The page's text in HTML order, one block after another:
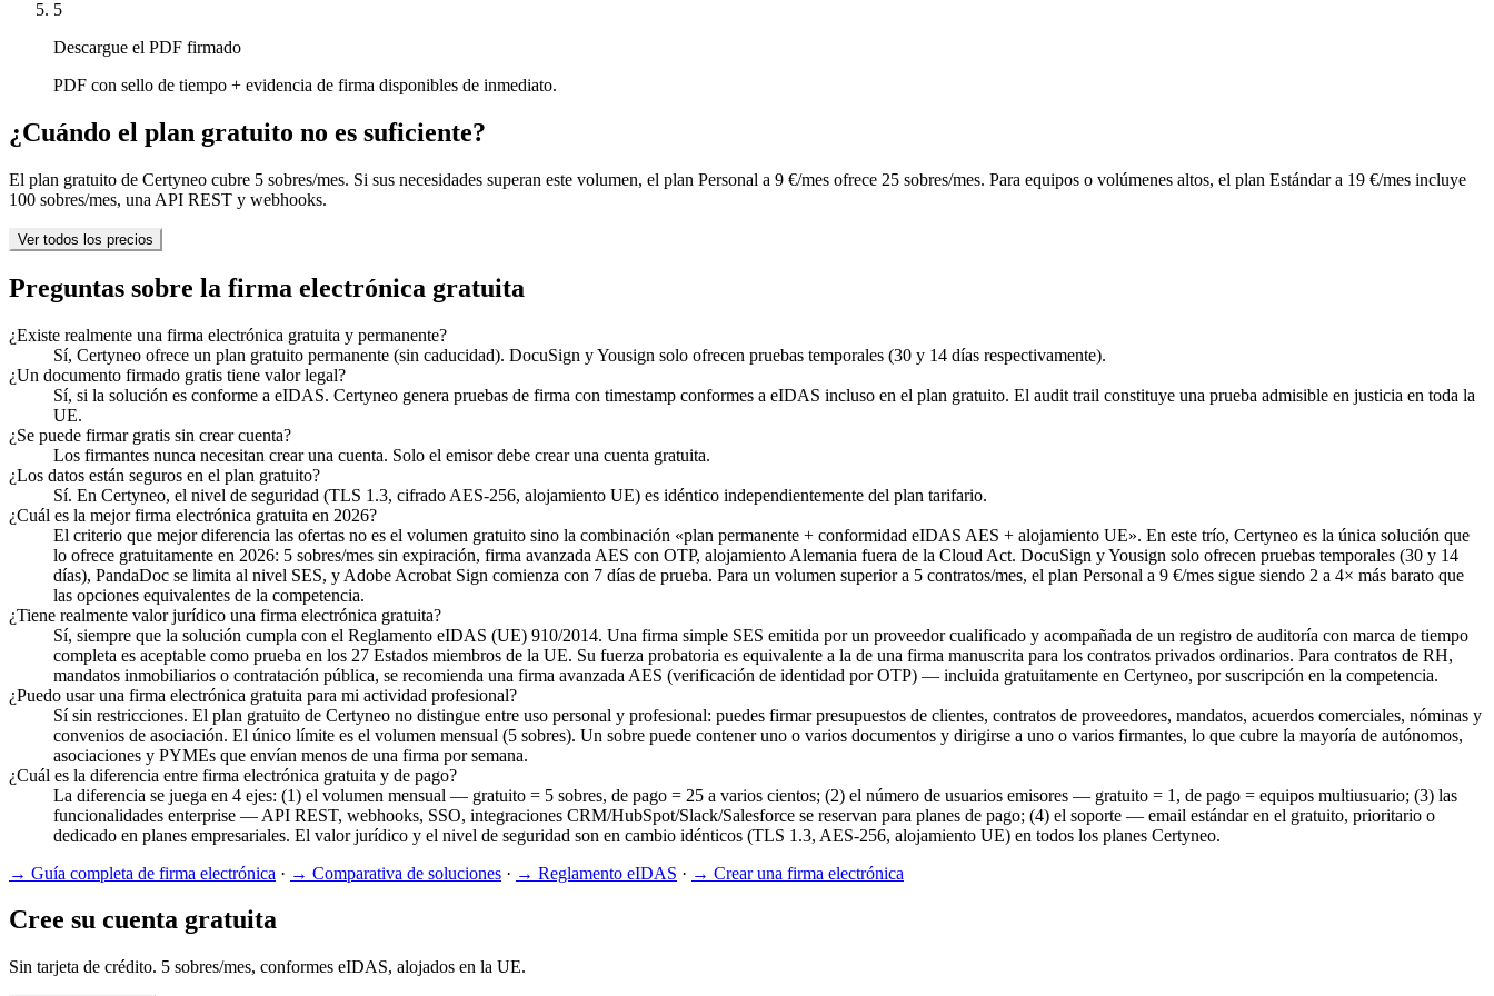
5
Descargue el PDF firmado
PDF con sello de tiempo + evidencia de firma disponibles de inmediato.
¿Cuándo el plan gratuito no es suficiente?
El plan gratuito de Certyneo cubre 5 sobres/mes. Si sus necesidades superan este volumen, el plan Personal a 9 €/mes ofrece 25 sobres/mes. Para equipos o volúmenes altos, el plan Estándar a 19 €/mes incluye
100 sobres/mes, una API REST y webhooks.
Ver todos los precios
Preguntas sobre la firma electrónica gratuita
¿Existe realmente una firma electrónica gratuita y permanente?
Sí, Certyneo ofrece un plan gratuito permanente (sin caducidad). DocuSign y Yousign solo ofrecen pruebas temporales (30 y 14 días respectivamente).
¿Un documento firmado gratis tiene valor legal?
Sí, si la solución es conforme a eIDAS. Certyneo genera pruebas de firma con timestamp conformes a eIDAS incluso en el plan gratuito. El audit trail constituye una prueba admisible en justicia en toda la
UE.
¿Se puede firmar gratis sin crear cuenta?
Los firmantes nunca necesitan crear una cuenta. Solo el emisor debe crear una cuenta gratuita.
¿Los datos están seguros en el plan gratuito?
Sí. En Certyneo, el nivel de seguridad (TLS 1.3, cifrado AES-256, alojamiento UE) es idéntico independientemente del plan tarifario.
¿Cuál es la mejor firma electrónica gratuita en 2026?
El criterio que mejor diferencia las ofertas no es el volumen gratuito sino la combinación «plan permanente + conformidad eIDAS AES + alojamiento UE». En este trío, Certyneo es la única solución que
lo ofrece gratuitamente en 2026: 5 sobres/mes sin expiración, firma avanzada AES con OTP, alojamiento Alemania fuera de la Cloud Act. DocuSign y Yousign solo ofrecen pruebas temporales (30 y 14
días), PandaDoc se limita al nivel SES, y Adobe Acrobat Sign comienza con 7 días de prueba. Para un volumen superior a 5 contratos/mes, el plan Personal a 9 €/mes sigue siendo 2 a 4× más barato que
las opciones equivalentes de la competencia.
¿Tiene realmente valor jurídico una firma electrónica gratuita?
Sí, siempre que la solución cumpla con el Reglamento eIDAS (UE) 910/2014. Una firma simple SES emitida por un proveedor cualificado y acompañada de un registro de auditoría con marca de tiempo
completa es aceptable como prueba en los 27 Estados miembros de la UE. Su fuerza probatoria es equivalente a la de una firma manuscrita para los contratos privados ordinarios. Para contratos de RH,
mandatos inmobiliarios o contratación pública, se recomienda una firma avanzada AES (verificación de identidad por OTP) — incluida gratuitamente en Certyneo, por suscripción en la competencia.
¿Puedo usar una firma electrónica gratuita para mi actividad profesional?
Sí sin restricciones. El plan gratuito de Certyneo no distingue entre uso personal y profesional: puedes firmar presupuestos de clientes, contratos de proveedores, mandatos, acuerdos comerciales, nóminas y
convenios de asociación. El único límite es el volumen mensual (5 sobres). Un sobre puede contener uno o varios documentos y dirigirse a uno o varios firmantes, lo que cubre la mayoría de autónomos,
asociaciones y PYMEs que envían menos de una firma por semana.
¿Cuál es la diferencia entre firma electrónica gratuita y de pago?
La diferencia se juega en 4 ejes: (1) el volumen mensual — gratuito = 5 sobres, de pago = 25 a varios cientos; (2) el número de usuarios emisores — gratuito = 1, de pago = equipos multiusuario; (3) las
funcionalidades enterprise — API REST, webhooks, SSO, integraciones CRM/HubSpot/Slack/Salesforce se reservan para planes de pago; (4) el soporte — email estándar en el gratuito, prioritario o
dedicado en planes empresariales. El valor jurídico y el nivel de seguridad son en cambio idénticos (TLS 1.3, AES-256, alojamiento UE) en todos los planes Certyneo.
→ Guía completa de firma electrónica · → Comparativa de soluciones · → Reglamento eIDAS · → Crear una firma electrónica
Cree su cuenta gratuita
Sin tarjeta de crédito. 5 sobres/mes, conformes eIDAS, alojados en la UE.